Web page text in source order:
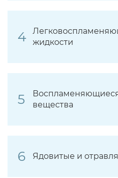
жидкости
вещества
Ядовитые и